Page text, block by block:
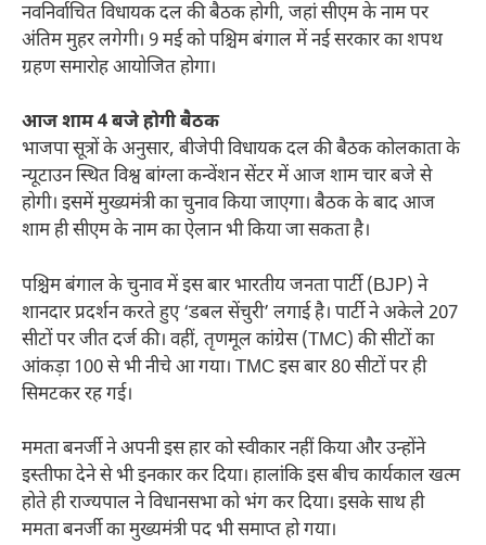
नवनिर्वाचित विधायक दल की बैठक होगी, जहां सीएम के नाम पर
अंतिम मुहर लगेगी। 9 मई को पश्चिम बंगाल में नई सरकार का शपथ
ग्रहण समारोह आयोजित होगा।
आज शाम 4 बजे होगी बैठक
भाजपा सूत्रों के अनुसार, बीजेपी विधायक दल की बैठक कोलकाता के
न्यूटाउन स्थित विश्व बांग्ला कन्वेंशन सेंटर में आज शाम चार बजे से
होगी। इसमें मुख्यमंत्री का चुनाव किया जाएगा। बैठक के बाद आज
शाम ही सीएम के नाम का ऐलान भी किया जा सकता है।
पश्चिम बंगाल के चुनाव में इस बार भारतीय जनता पार्टी (BJP) ने
शानदार प्रदर्शन करते हुए ‘डबल सेंचुरी’ लगाई है। पार्टी ने अकेले 207
सीटों पर जीत दर्ज की। वहीं, तृणमूल कांग्रेस (TMC) की सीटों का
आंकड़ा 100 से भी नीचे आ गया। TMC इस बार 80 सीटों पर ही
सिमटकर रह गई।
ममता बनर्जी ने अपनी इस हार को स्वीकार नहीं किया और उन्होंने
इस्तीफा देने से भी इनकार कर दिया। हालांकि इस बीच कार्यकाल खत्म
होते ही राज्यपाल ने विधानसभा को भंग कर दिया। इसके साथ ही
ममता बनर्जी का मुख्यमंत्री पद भी समाप्त हो गया।